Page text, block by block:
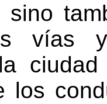
vías
los